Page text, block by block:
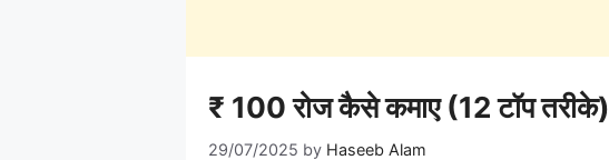
₹ 100 रोज कैसे कमाए (12 टॉप तरीके)
29/07/2025 by Haseeb Alam